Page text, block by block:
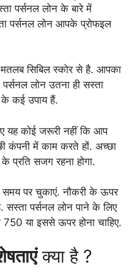
पर्सनल लोन के बारे में
पर्सनल लोन आपके प्रोफइल
मतलब सिबिल स्कोर से है. आपका
पर्सनल लोन उतना ही सस्ता
के कई उपाय हैं.
यह कोई जरूरी नहीं कि आप
कंपनी में काम करते हों. अच्छा
प्रति सजग रहना होगा.
पर चुकाएं. नौकरी के ऊपर
सस्ता पर्सनल लोन पाने के लिए
या इससे ऊपर होना चाहिए.
क्या है ?